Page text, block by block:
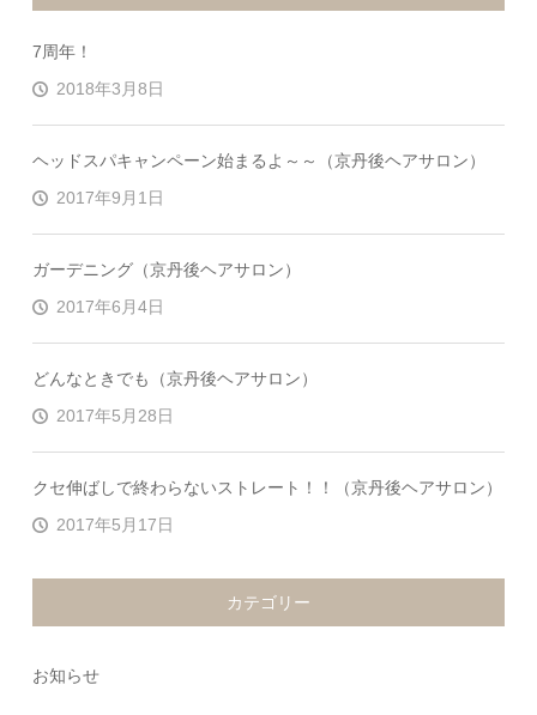
7周年！
2018年3月8日
ヘッドスパキャンペーン始まるよ～～（京丹後ヘアサロン）
2017年9月1日
ガーデニング（京丹後ヘアサロン）
2017年6月4日
どんなときでも（京丹後ヘアサロン）
2017年5月28日
クセ伸ばしで終わらないストレート！！（京丹後ヘアサロン）
2017年5月17日
カテゴリー
お知らせ